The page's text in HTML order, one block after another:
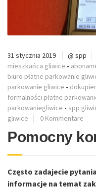
31 stycznia 2019 @ spp
mieszkańca gliwice •
biuro płatne parkowanie
parkowanie gliwice •
formalności płatne
parkowaniegliwice • spp
gliwice
0 Kommentare
Pomocny
Często zadajecie
informacje na temat